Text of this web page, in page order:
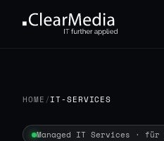
HOME /IT-SERVICES
Managed IT Services ·